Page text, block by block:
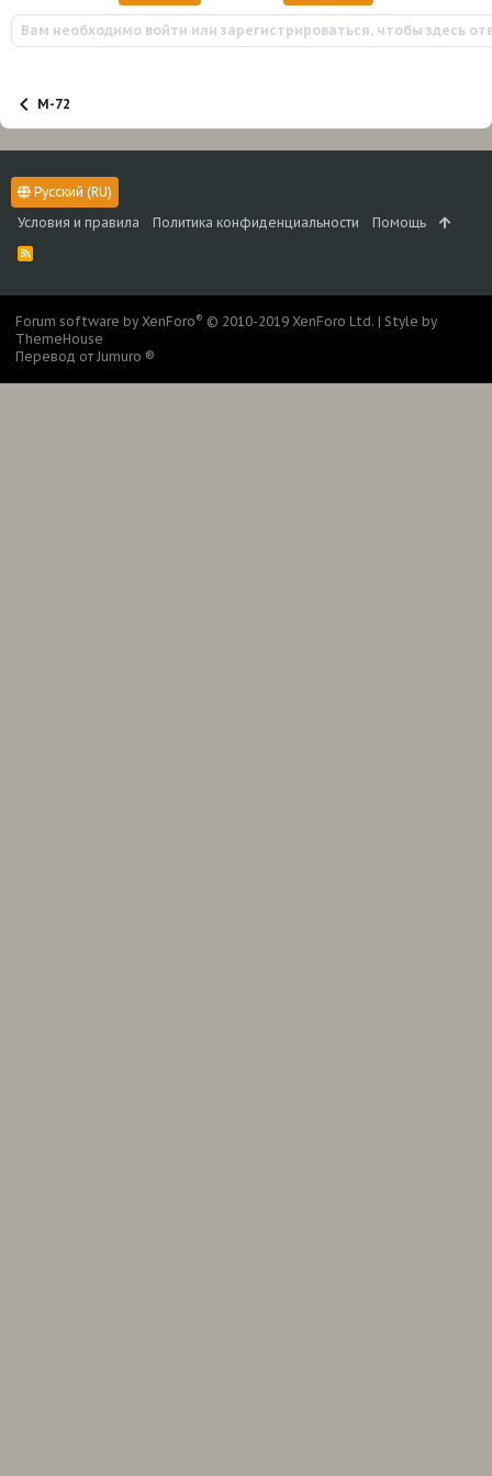
и
и
:
Вам необходимо войти или зарегистрироваться, чтобы здесь
М-72
Русский (RU)
Условия и правила
Политика конфиденциальности Помощь
R
S
Forum software by XenForo® © 2010-2019 XenForo Ltd. | Style by
ThemeHouse
Перевод от Jumuro ®